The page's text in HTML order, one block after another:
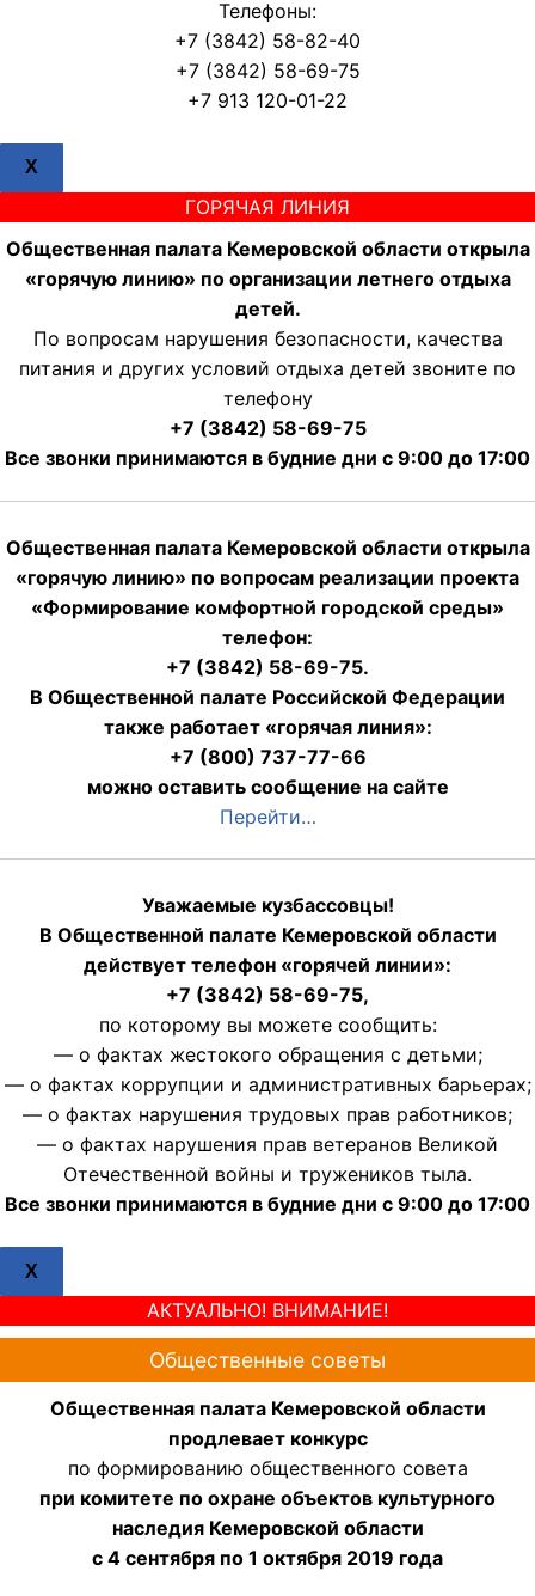
Телефоны:
+7 (3842) 58-82-40
+7 (3842) 58-69-75
+7 913 120-01-22
X
ГОРЯЧАЯ ЛИНИЯ
Общественная палата Кемеровской области открыла
«горячую линию» по организации летнего отдыха
детей.
По вопросам нарушения безопасности, качества
питания и других условий отдыха детей звоните по
телефону
+7 (3842) 58-69-75
Все звонки принимаются в будние дни с 9:00 до 17:00
Общественная палата Кемеровской области открыла
«горячую линию» по вопросам реализации проекта
«Формирование комфортной городской среды»
телефон:
+7 (3842) 58-69-75.
В Общественной палате Российской Федерации
также работает «горячая линия»:
+7 (800) 737-77-66
можно оставить сообщение на сайте
Перейти…
Уважаемые кузбассовцы!
В Общественной палате Кемеровской области
действует телефон «горячей линии»:
+7 (3842) 58-69-75,
по которому вы можете сообщить:
— о фактах жестокого обращения с детьми;
— о фактах коррупции и административных барьерах;
— о фактах нарушения трудовых прав работников;
— о фактах нарушения прав ветеранов Великой
Отечественной войны и тружеников тыла.
Все звонки принимаются в будние дни с 9:00 до 17:00
X
АКТУАЛЬНО! ВНИМАНИЕ!
Общественные советы
Общественная палата Кемеровской области
продлевает конкурс
по формированию общественного совета
при комитете по охране объектов культурного
наследия Кемеровской области
с 4 сентября по 1 октября 2019 года